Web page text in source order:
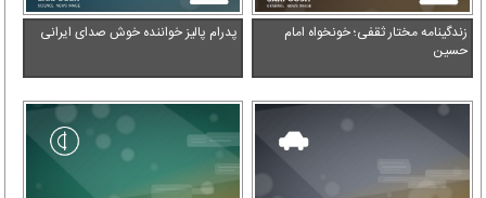
زندگینامه مختار ثقفی؛ خونخواه امام
حسین
پدرام پالیز خواننده خوش صدای ایرانی